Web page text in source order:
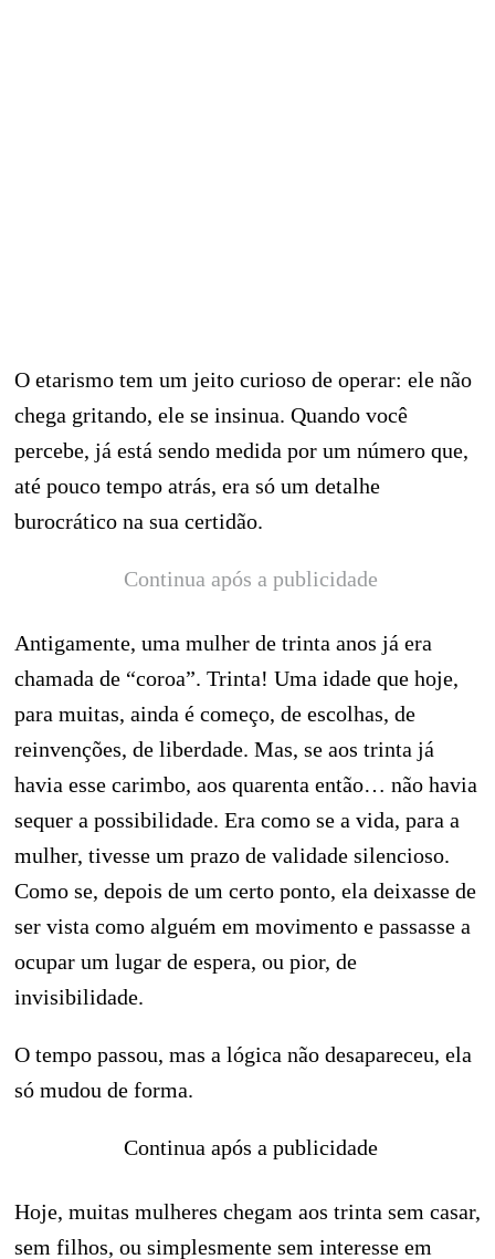
O etarismo tem um jeito curioso de operar: ele não
chega gritando, ele se insinua. Quando você
percebe, já está sendo medida por um número que,
até pouco tempo atrás, era só um detalhe
burocrático na sua certidão.
Continua após a publicidade
Antigamente, uma mulher de trinta anos já era
chamada de “coroa”. Trinta! Uma idade que hoje,
para muitas, ainda é começo, de escolhas, de
reinvenções, de liberdade. Mas, se aos trinta já
havia esse carimbo, aos quarenta então… não havia
sequer a possibilidade. Era como se a vida, para a
mulher, tivesse um prazo de validade silencioso.
Como se, depois de um certo ponto, ela deixasse de
ser vista como alguém em movimento e passasse a
ocupar um lugar de espera, ou pior, de
invisibilidade.
O tempo passou, mas a lógica não desapareceu, ela
só mudou de forma.
Continua após a publicidade
Hoje, muitas mulheres chegam aos trinta sem casar,
sem filhos, ou simplesmente sem interesse em